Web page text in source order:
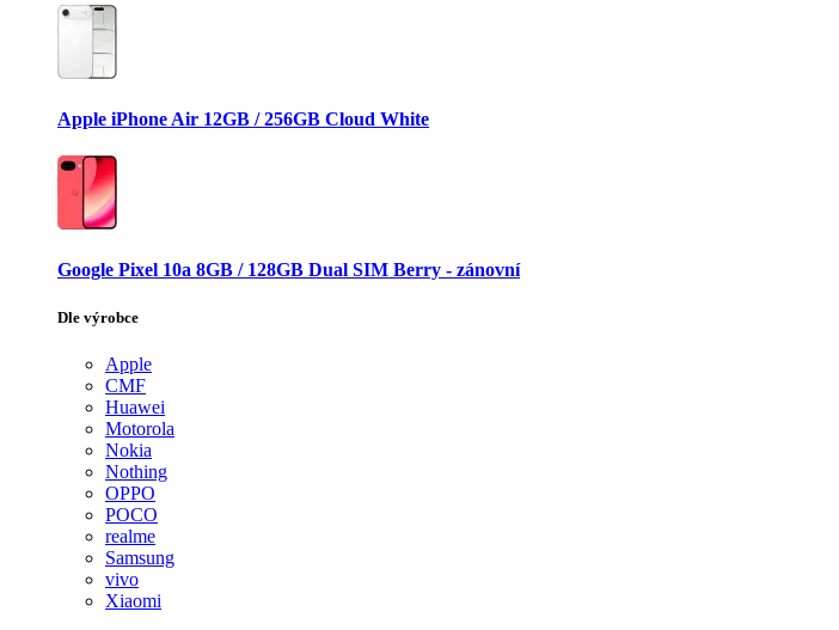
Apple iPhone Air 12GB / 256GB Cloud White
Google Pixel 10a 8GB / 128GB Dual SIM Berry - zánovní
Dle výrobce
Apple
CMF
Huawei
Motorola
Nokia
Nothing
OPPO
POCO
realme
Samsung
vivo
Xiaomi